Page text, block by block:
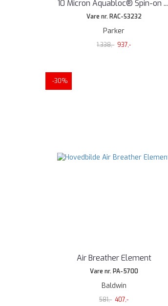
10 Micron Aquabloc® Spin-on...
Vare nr. RAC-S3232
Parker
1.338,- 937,-
-30%
Air Breather Element
Vare nr. PA-5700
Baldwin
581,- 407,-